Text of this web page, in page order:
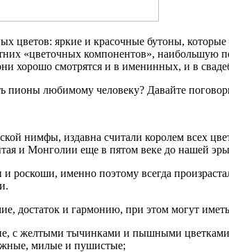
цветов: яркие и красочные бутоны,
«цветочных компонентов»,
хорошо смотрятся и в именинных, и в
пионы любимому человеку? Давайте
нимфы, издавна считали королем всех
и Монголии еще в пятом веке до нашей
именно поэтому всегда
достаток и гармонию, при этом могут
с желтыми тычинками и пышными
милые и пушистые;